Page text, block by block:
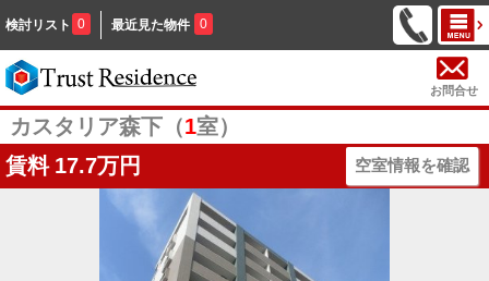
検討リスト 0 最近見た物件 0
お問合せ
カスタリア森下（1室）
賃料 17.7万円 空室情報を確認